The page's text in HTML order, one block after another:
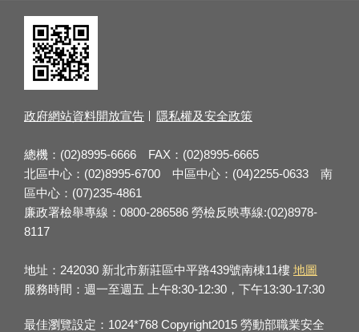
政府網站資料開放宣告 隱私權及安全政策
總機：(02)8995-6666 FAX：(02)8995-6665
北區中心：(02)8995-6700 中區中心：(04)2255-0633 南
區中心：(07)235-4861
廉政署檢舉專線：0800-286586 勞檢反映專線:(02)8978-
8117
地址：242030 新北市新莊區中平路439號南棟11樓 地圖
服務時間：週一至週五 上午8:30-12:30，下午13:30-17:30
最佳瀏覽設定：1024*768 Copyright2015 勞動部職業安全